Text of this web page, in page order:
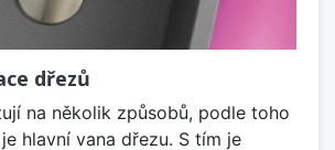
dřezů
na několik způsobů, podle toho
hlavní vana dřezu. S tím je